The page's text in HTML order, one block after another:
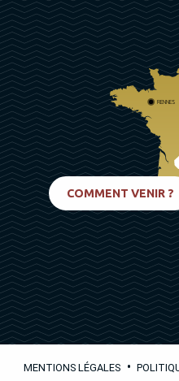
RENNES
COMMENT VENIR ?
MENTIONS LÉGALES •